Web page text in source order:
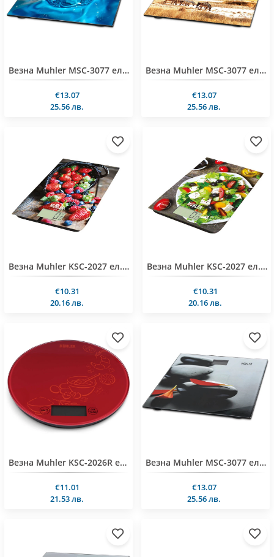
Везна Muhler MSC-3077 електронна, Water Drop, 180 kg
€13.07
25.56 лв.
Везна Muhler MSC-3077 електронна, Savana, 180 kg
€13.07
25.56 лв.
Везна Muhler KSC-2027 ел.кухненска, Berry, 5kg
€10.31
20.16 лв.
Везна Muhler KSC-2027 ел.кухненска, Veggy, 5kg
€10.31
20.16 лв.
Везна Muhler KSC-2026R ел.кухненска, червен,5 kg
€11.01
21.53 лв.
Везна Muhler MSC-3077 електронна, Flower Spa, 180 kg
€13.07
25.56 лв.